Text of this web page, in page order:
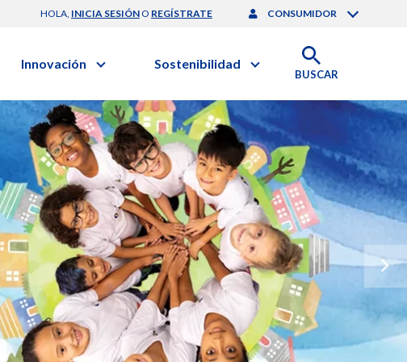
HOLA, INICIA SESIÓNO REGÍSTRATE CONSUMIDOR
Innovación
Nuevos Negocios
Investigación Clínica
Investigación y Desarrollo
Profesionales de Salud | EurON Pro
Sostenibilidad
Gobierno Corporativo
Medio Ambiente
Informe de Sostenibilidad
Responsabilidad Compartida
Balance Financiero
BUSCAR